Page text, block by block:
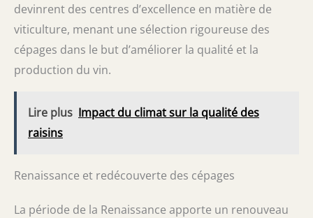
devinrent des centres d’excellence en matière de
viticulture, menant une sélection rigoureuse des
cépages dans le but d’améliorer la qualité et la
production du vin.
Lire plus Impact du climat sur la qualité des
raisins
Renaissance et redécouverte des cépages
La période de la Renaissance apporte un renouveau